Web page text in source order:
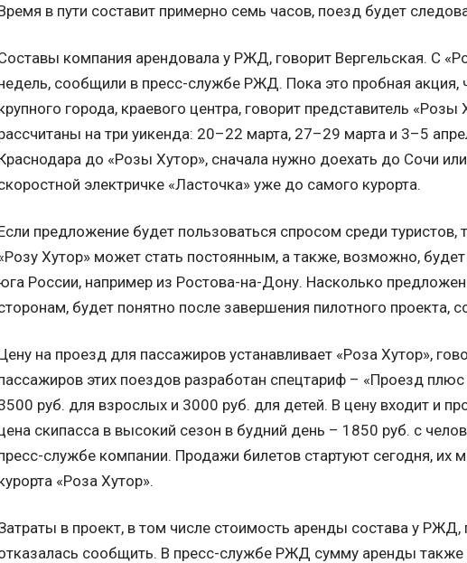
в пути составит примерно семь часов, поезд будет
компания арендовала у РЖД, говорит Вергельская. С
сообщили в пресс-службе РЖД. Пока это пробная
города, краевого центра, говорит представитель
на три уикенда: 20–22 марта, 27–29 марта и 3–5
до «Розы Хутор», сначала нужно доехать до Сочи
электричке «Ласточка» уже до самого курорта.
предложение будет пользоваться спросом среди
Хутор» может стать постоянным, а также, возможно,
России, например из Ростова-на-Дону. Насколько
будет понятно после завершения пилотного проекта,
на проезд для пассажиров устанавливает «Роза Хутор»,
этих поездов разработан спецтариф – «Проезд
руб. для взрослых и 3000 руб. для детей. В цену входит и
скипасса в высокий сезон в будний день – 1850 руб. с
службе компании. Продажи билетов стартуют сегодня, их
«Роза Хутор».
в проект, в том числе стоимость аренды состава у РЖД,
сообщить. В пресс-службе РЖД сумму аренды также